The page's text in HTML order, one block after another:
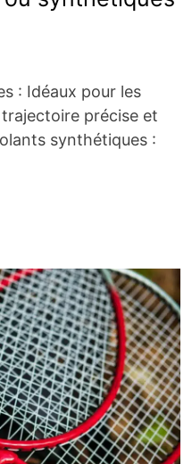
: Idéaux pour les
précise et
synthétiques :